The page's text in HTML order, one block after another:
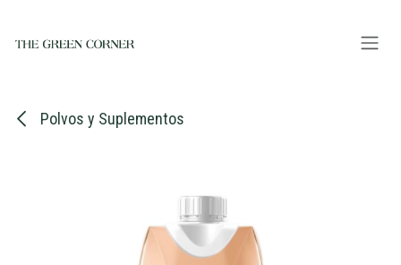
Polvos y Suplementos